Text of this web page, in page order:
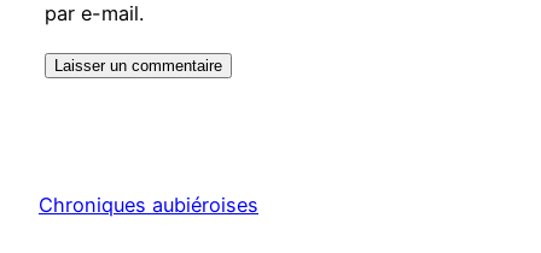
par e-mail.
Chroniques aubiéroises